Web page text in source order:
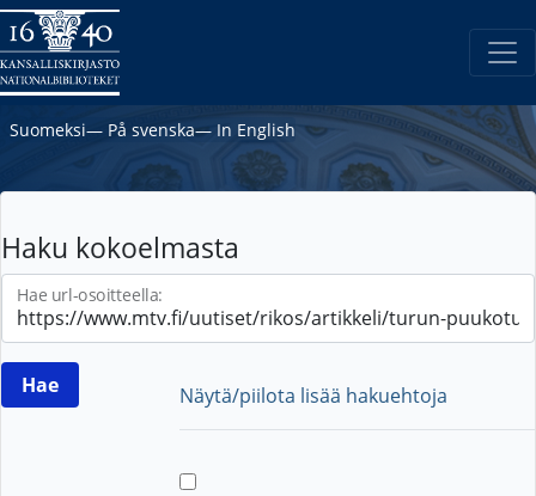
Suomeksi― På svenska― In English
Haku kokoelmasta
Hae url-osoitteella:
Näytä/piilota lisää hakuehtoja